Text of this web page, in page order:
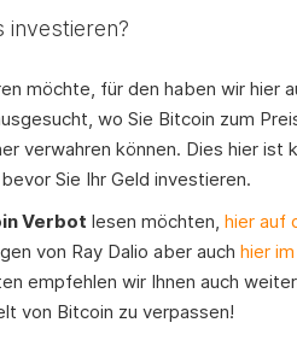
investieren?
möchte, für den haben wir hier
wo Sie Bitcoin zum
verwahren können. Dies hier ist
Sie Ihr Geld investieren.
Verbot lesen möchten, hier auf
von Ray Dalio aber auch hier
empfehlen wir Ihnen auch
von Bitcoin zu verpassen!